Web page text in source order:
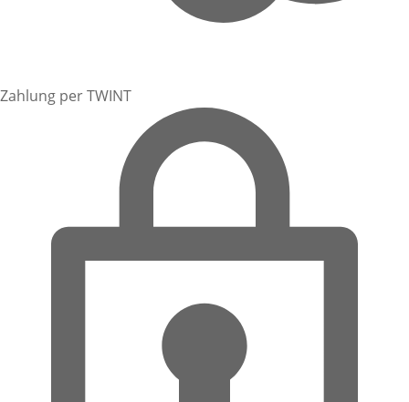
Zahlung per TWINT